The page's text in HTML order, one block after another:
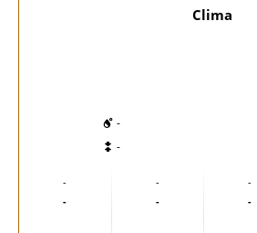
Clima
-
-
-
-
-
-
-
-